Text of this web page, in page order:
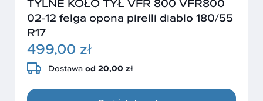
02-12 felga opona pirelli diablo 180/55
R17
499,00 zł
Dostawa od 20,00 zł